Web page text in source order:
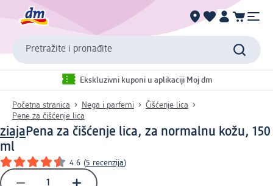
Pretražite i pronađite
Ekskluzivni kuponi u aplikaciji Moj dm
Početna stranica Nega i parfemi
Čišćenje lica
Pene za čišćenje lica
ziajaPena za čišćenje lica, za normalnu kožu, 150
ml
4.6 (5 recenzija)